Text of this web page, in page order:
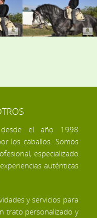
el año 1998
los caballos. Somos
especializado
auténticas
y servicios para
trato personalizado y